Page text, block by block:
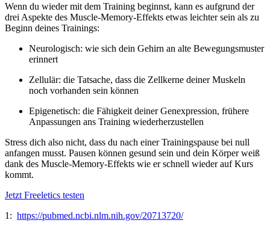
Wenn du wieder mit dem Training beginnst, kann es aufgrund der
drei Aspekte des Muscle-Memory-Effekts etwas leichter sein als zu
Beginn deines Trainings:
Neurologisch: wie sich dein Gehirn an alte Bewegungsmuster
erinnert
Zellulär: die Tatsache, dass die Zellkerne deiner Muskeln
noch vorhanden sein können
Epigenetisch: die Fähigkeit deiner Genexpression, frühere
Anpassungen ans Training wiederherzustellen
Stress dich also nicht, dass du nach einer Trainingspause bei null
anfangen musst. Pausen können gesund sein und dein Körper weiß
dank des Muscle-Memory-Effekts wie er schnell wieder auf Kurs
kommt.
Jetzt Freeletics testen
1: https://pubmed.ncbi.nlm.nih.gov/20713720/